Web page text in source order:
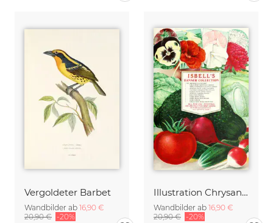
Vergoldeter Barbet
Wandbilder ab 16,90 €
20,90 € -20%
Illustration Chrysanthemen
Wandbilder ab 16,90 €
20,90 € -20%